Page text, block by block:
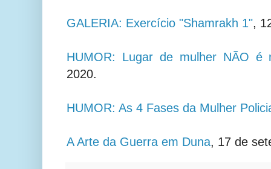
GALERIA: Exercício "Shamrakh 1",
HUMOR: Lugar de mulher NÃO é
2020.
HUMOR: As 4 Fases da Mulher
A Arte da Guerra em Duna, 17 de